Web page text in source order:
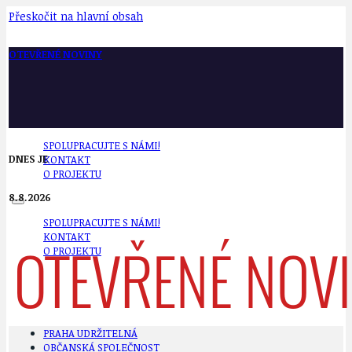
Přeskočit na hlavní obsah
OTEVŘENÉ NOVINY
SPOLUPRACUJTE S NÁMI!
KONTAKT
O PROJEKTU
SPOLUPRACUJTE S NÁMI!
KONTAKT
O PROJEKTU
DNES JE
8.8.2026
PRAHA UDRŽITELNÁ
OBČANSKÁ SPOLEČNOST